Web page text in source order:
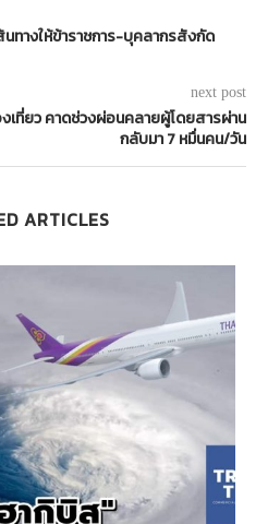
ทางให้ข้าราชการ-บุคลากรสังกัด
next post
เที่ยว คาดช่วงผ่อนคลายผู้โดยสารผ่าน
กลับมา 7 หมื่นคน/วัน
ARTICLES